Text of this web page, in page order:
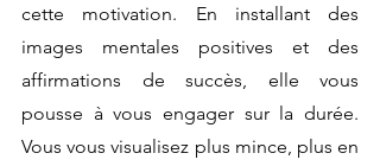
cette motivation. En installant des
images mentales positives et des
affirmations de succès, elle vous
pousse à vous engager sur la durée.
Vous vous visualisez plus mince, plus en